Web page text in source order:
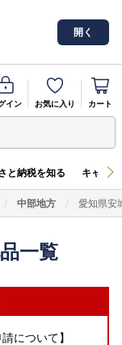
開く
イン お気に入り カート
と納税を知る キャン
中部地方 愛知県安
一覧
について】